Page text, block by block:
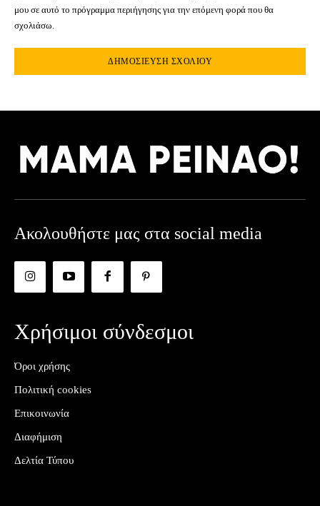
μου σε αυτό το πρόγραμμα περιήγησης για την επόμενη φορά που θα
σχολιάσω.
Ακολουθήστε μας στα social media
Χρήσιμοι σύνδεσμοι
Όροι χρήσης
Πολιτική cookies
Επικοινωνία
Διαφήμιση
Δελτία Τύπου